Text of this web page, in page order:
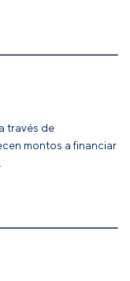
través de
montos a financiar